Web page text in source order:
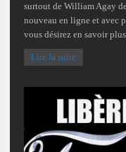
surtout de William Agay
nouveau en ligne et avec
vous désirez en savoir
Lire la suite